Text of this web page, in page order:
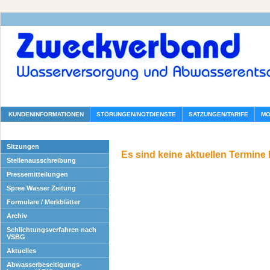
KUNDENINFORMATIONEN STÖRUNGEN/NOTDIENSTE SATZUNGEN/TARIFE
Sitzungen
Stellenausschreibung
Pressemitteilungen
Spree Wasser Zeitung
Formulare / Merkblätter
Archiv
Schlichtungsverfahren nach
VSBG
Aktuelles
Abwasserbeseitigungs-
Es sind keine aktuellen Termine